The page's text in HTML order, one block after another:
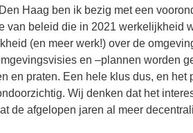
Haag ben ik bezig met een
van beleid die in 2021 werkelijkheid
(en meer werk!) over de
en –plannen worden
en praten. Een hele klus dus, en
Wij denken dat het
de afgelopen jaren al meer